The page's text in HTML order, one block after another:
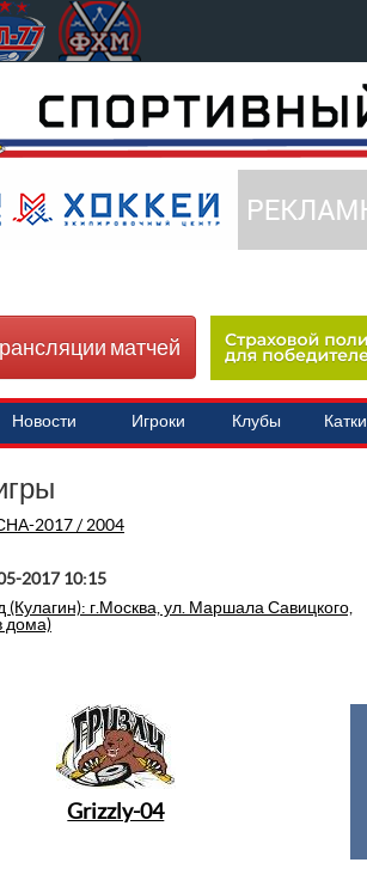
матчей
Новости Игроки Клубы Катки
2017 / 2004
2017 10:15
г.Москва, ул. Маршала Савицкого,
дома)
Grizzly-04